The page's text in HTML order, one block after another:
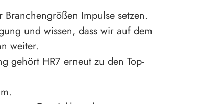
Impulse setzen.
und wissen, dass wir auf dem
weiter.
gehört HR7 erneut zu den Top-